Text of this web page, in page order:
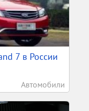
7 в России
Автомобили